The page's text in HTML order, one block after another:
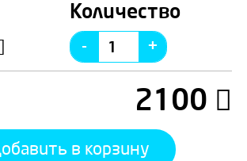
Количество
2100
в корзину